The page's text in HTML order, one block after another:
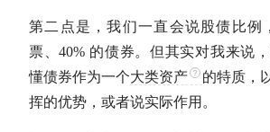
第二点是，我们一直会说股债比例
票、40% 的债券。但其实对我来说
懂债券作为一个大类资产
的特质，
挥的优势，或者说实际作用。